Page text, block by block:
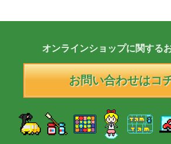
オンラインショップに関する
お問い合わせはコ